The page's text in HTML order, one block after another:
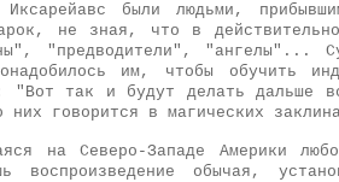
Иксарейавс были людьми,
не зная, что в
"предводители", "ангелы"...
им, чтобы обучить
"Вот так и будут делать дальше
говорится в магических
на Северо-Западе Америки
воспроизведение обычая,